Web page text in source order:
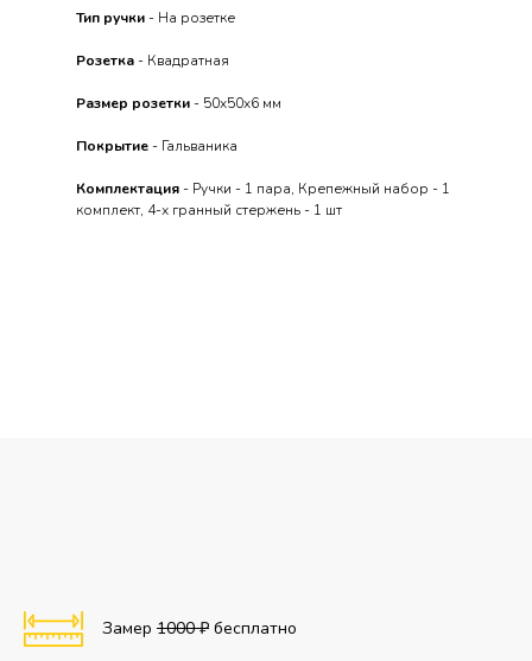
Тип ручки - На розетке
Розетка - Квадратная
Размер розетки - 50x50x6 мм
Покрытие - Гальваника
Комплектация - Ручки - 1 пара, Крепежный набор - 1
комплект, 4-х гранный стержень - 1 шт
Замер 1000 ₽ бесплатно